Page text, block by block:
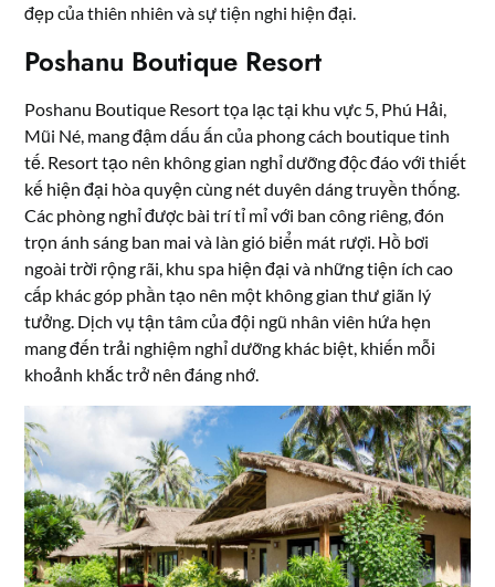
đẹp của thiên nhiên và sự tiện nghi hiện đại.
Poshanu Boutique Resort
Poshanu Boutique Resort tọa lạc tại khu vực 5, Phú Hải,
Mũi Né , mang đậm dấu ấn của phong cách boutique tinh
tế. Resort tạo nên không gian nghỉ dưỡng độc đáo với thiết
kế hiện đại hòa quyện cùng nét duyên dáng truyền thống.
Các phòng nghỉ được bài trí tỉ mỉ với ban công riêng, đón
trọn ánh sáng ban mai và làn gió biển mát rượi. Hồ bơi
ngoài trời rộng rãi, khu spa hiện đại và những tiện ích cao
cấp khác góp phần tạo nên một không gian thư giãn lý
tưởng. Dịch vụ tận tâm của đội ngũ nhân viên hứa hẹn
mang đến trải nghiệm nghỉ dưỡng khác biệt, khiến mỗi
khoảnh khắc trở nên đáng nhớ.